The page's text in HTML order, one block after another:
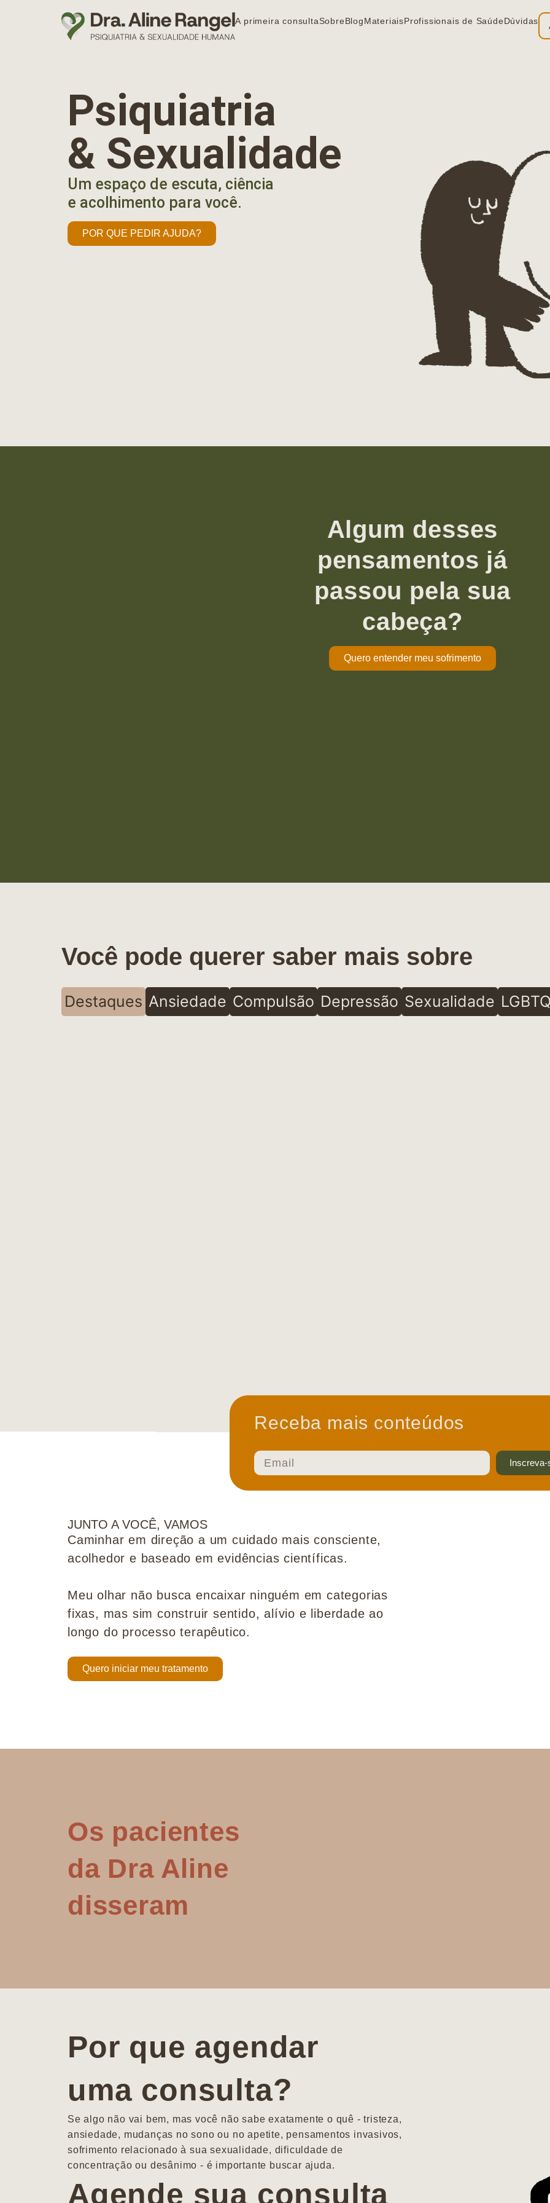
A primeira consultaSobreBlogMateriaisProfissionais de SaúdeDúvidas
Psiquiatria
& Sexualidade
Um espaço de escuta, ciência
e acolhimento para você.
POR QUE PEDIR AJUDA?
Algum desses
pensamentos já
passou pela sua
cabeça?
Quero entender meu sofrimento
Você pode querer saber mais sobre
Destaques Ansiedade Compulsão Depressão Sexualidade
Receba mais conteúdos
Inscreva-
JUNTO A VOCÊ, VAMOS
Caminhar em direção a um cuidado mais consciente,
acolhedor e baseado em evidências científicas.
Meu olhar não busca encaixar ninguém em categorias
fixas, mas sim construir sentido, alívio e liberdade ao
longo do processo terapêutico.
Quero iniciar meu tratamento
Os pacientes
da Dra Aline
disseram
Por que agendar
uma consulta?
Se algo não vai bem, mas você não sabe exatamente o quê - tristeza,
ansiedade, mudanças no sono ou no apetite, pensamentos invasivos,
sofrimento relacionado à sua sexualidade, dificuldade de
concentração ou desânimo - é importante buscar ajuda.
Agende sua consulta